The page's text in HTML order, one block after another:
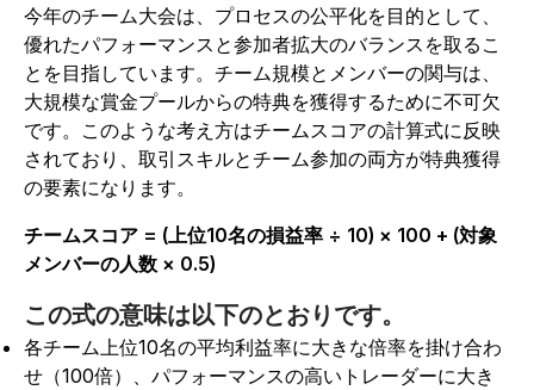
今年のチーム大会は、プロセスの公平化を目的として、
優れたパフォーマンスと参加者拡大のバランスを取るこ
とを目指しています。チーム規模とメンバーの関与は、
大規模な賞金プールからの特典を獲得するために不可欠
です。このような考え方はチームスコアの計算式に反映
されており、取引スキルとチーム参加の両方が特典獲得
の要素になります。
チームスコア = (上位10名の損益率 ÷ 10) × 100 + (対象
メンバーの人数 × 0.5)
この式の意味は以下のとおりです。
各チーム上位10名の平均利益率に大きな倍率を掛け合わ
せ（100倍）、パフォーマンスの高いトレーダーに大き